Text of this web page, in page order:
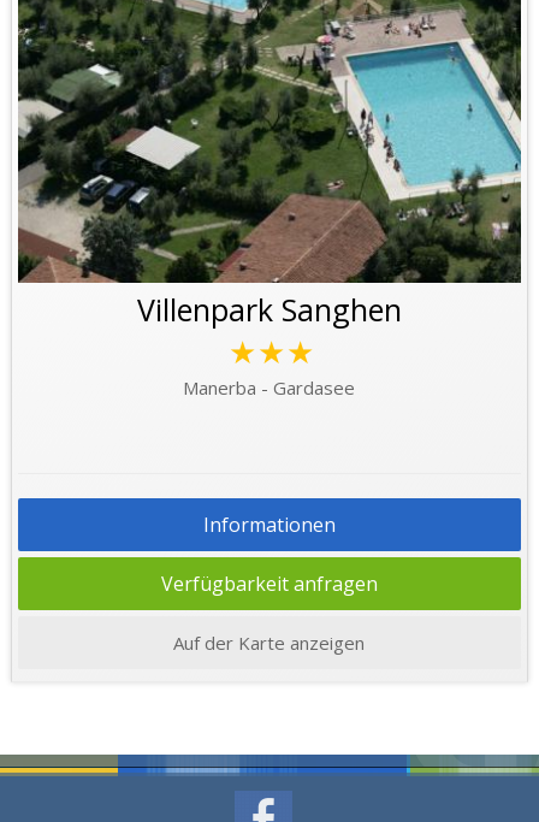
Villenpark Sanghen
★★★
Manerba - Gardasee
Informationen
Verfügbarkeit anfragen
Auf der Karte anzeigen